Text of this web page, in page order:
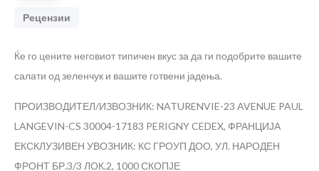
Рецензии
Ќе го цените неговиот типичен вкус за да ги подобрите вашите
салати од зеленчук и вашите готвени јадења.
ПРОИЗВОДИТЕЛ/ИЗВОЗНИК: NATURENVIE-23 AVENUE PAUL
LANGEVIN-CS 30004-17183 PERIGNY CEDEX, ФРАНЦИЈА
ЕКСКЛУЗИВЕН УВОЗНИК: КС ГРОУП ДОО, УЛ. НАРОДЕН
ФРОНТ БР.3/3 ЛОК.2, 1000 СКОПЈЕ